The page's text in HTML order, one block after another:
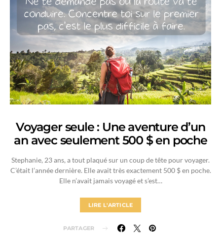
Voyager seule : Une aventure d’un
an avec seulement 500 $ en poche
Stephanie, 23 ans, a tout plaqué sur un coup de tête pour voyager.
C’était l’année dernière. Elle avait très exactement 500 $ en poche.
Elle n’avait jamais voyagé et s’est…
LIRE L'ARTICLE
PARTAGER